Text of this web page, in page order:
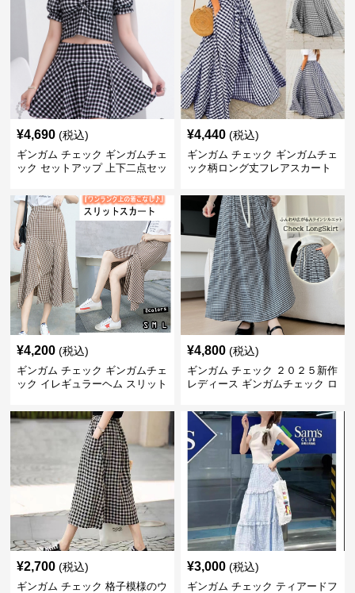
¥4,690 (税込)
ギンガム チェック ギンガムチェ
ック セットアップ 上下二点セッ
¥4,440 (税込)
ギンガム チェック ギンガムチェ
ック柄ロング丈フレアスカート
¥4,200 (税込)
ギンガム チェック ギンガムチェ
ック イレギュラーヘム スリット
¥4,800 (税込)
ギンガム チェック ２０２５新作
レディース ギンガムチェック ロ
¥2,700 (税込)
ギンガム チェック 格子模様のウ
¥3,000 (税込)
ギンガム チェック ティアードフ